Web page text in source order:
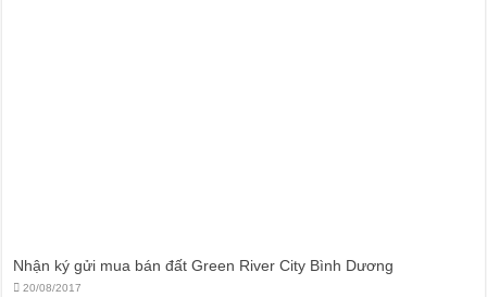
Nhận ký gửi mua bán đất Green River City Bình Dương
20/08/2017